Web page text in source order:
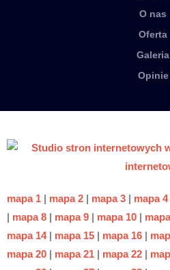
O nas
Oferta
Galeria
Opinie
mapa 1 mapa 2 mapa 3 mapa 4|
mapa 8 mapa 9 mapa 10
mapa 14| mapa 15 mapa 16
mapa 20
mapa 21 mapa 22